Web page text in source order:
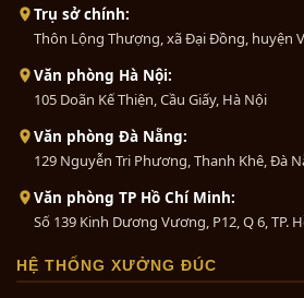
Trụ sở chính:
Thôn Lộng Thượng, xã Đại Đồng, huyện
Văn phòng Hà Nội:
105 Doãn Kế Thiện, Cầu Giấy, Hà Nội
Văn phòng Đà Nẵng:
129 Nguyễn Tri Phương, Thanh Khê, Đà
Văn phòng TP Hồ Chí Minh:
Số 139 Kinh Dương Vương, P12, Q 6, TP.
HỆ THỐNG XƯỞNG ĐÚC